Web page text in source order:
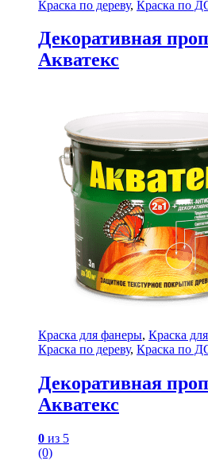
Краска по дереву, Краска по
Декоративная
Акватекс
Краска для фанеры, Краска
Краска по дереву, Краска по
Декоративная
Акватекс
0 из 5
(0)